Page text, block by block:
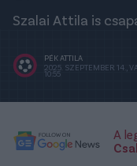
Szalai Attila is
PÉK ATTILA
2025. SZEPTEMBER 14.,
10:55
A